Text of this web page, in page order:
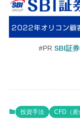
#PR SBI証
投資手法 CFD（差